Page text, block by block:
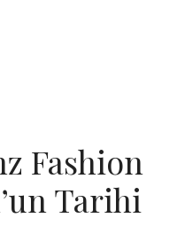
Fashion
Tarihi